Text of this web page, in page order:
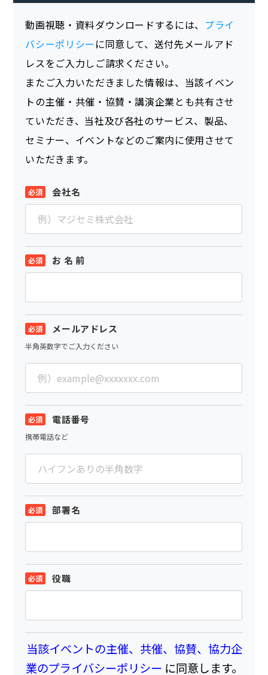
動画視聴・資料ダウンロードするには、 プライ
バシーポリシー に同意して、送付先メールアド
レスをご入力しご請求ください。
またご入力いただきました情報は、当該イベン
トの主催・共催・協賛・講演企業とも共有させ
ていただき、当社及び各社のサービス、製品、
セミナー、イベントなどのご案内に使用させて
いただきます。
会社名
お 名 前
メールアドレス
半角英数字でご入力ください
電話番号
携帯電話など
部署名
役職
当該イベントの主催、共催、協賛、協力企
業のプライバシーポリシー に同意します。